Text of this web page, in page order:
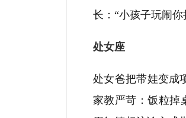
长：“小孩子玩闹
处女座
处女爸把带娃变成
家教严苛：饭粒